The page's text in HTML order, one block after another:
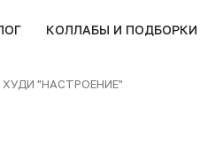
КОЛЛАБЫ И ПОДБОРКИ
ХУДИ "НАСТРОЕНИЕ"